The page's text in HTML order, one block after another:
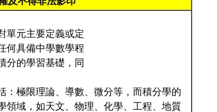
單元主要定義或定
何具備中學數學程
分的學習基礎，同
：極限理論、導數、微分等，而積分學的
領域，如天文、物理、化學、工程、地質